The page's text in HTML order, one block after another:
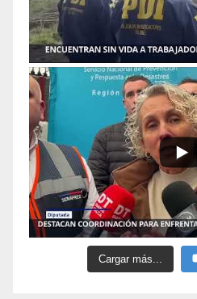
Cargar más...